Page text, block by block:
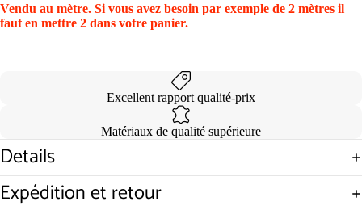
Vendu au mètre. Si vous avez besoin par exemple de 2 mètres il
faut en mettre 2 dans votre panier.
Excellent rapport qualité-prix
Matériaux de qualité supérieure
Details
Expédition et retour